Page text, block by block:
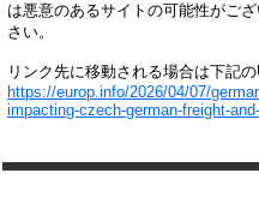
は悪意のあるサイトの可能性がご
さい。
リンク先に移動される場合は下記
https://europ.info/2026/04/07/
impacting-czech-german-freight-